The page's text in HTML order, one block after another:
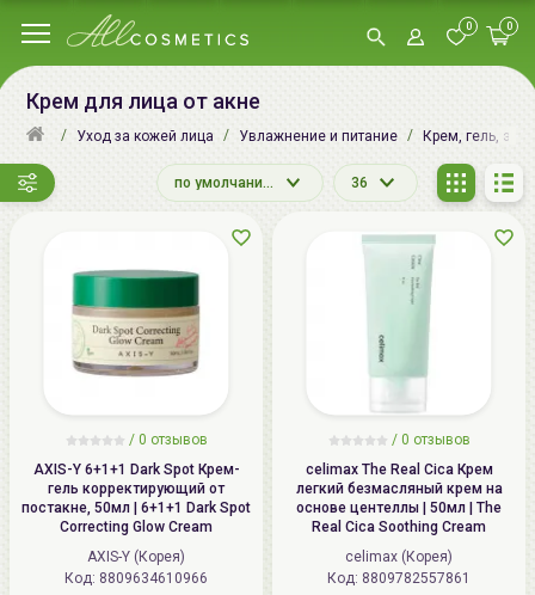
0 0
Крем для лица от акне
Уход за кожей лица Увлажнение и питание Крем, гель,
по умолчанию 36
/ 0 отзывов
AXIS-Y 6+1+1 Dark Spot Крем-
гель корректирующий от
постакне, 50мл | 6+1+1 Dark Spot
Correcting Glow Cream
AXIS-Y (Корея)
Код: 8809634610966
/ 0 отзывов
celimax The Real Cica Крем
легкий безмасляный крем на
основе центеллы | 50мл | The
Real Cica Soothing Cream
celimax (Корея)
Код: 8809782557861